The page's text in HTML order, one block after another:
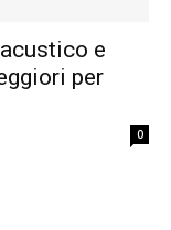
e
per
0